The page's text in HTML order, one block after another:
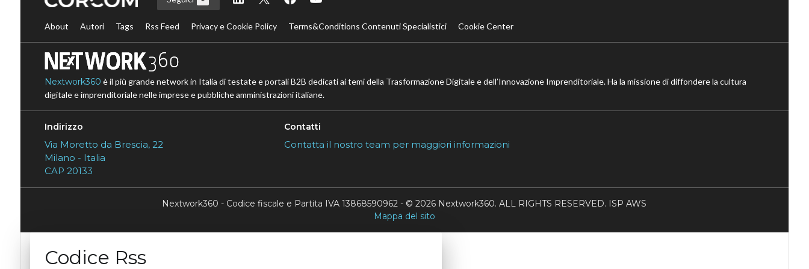
About Autori Tags Rss Feed Privacy e Cookie Policy Terms&Conditions Contenuti Specialistici Cookie Center
Nextwork360 è il più grande network in Italia di testate e portali B2B dedicati ai temi della Trasformazione Digitale e dell’Innovazione Imprenditoriale. Ha la missione di diffondere la cultura
digitale e imprenditoriale nelle imprese e pubbliche amministrazioni italiane.
Indirizzo
Via Moretto da Brescia, 22
Milano - Italia
CAP 20133
Contatti
Contatta il nostro team per maggiori informazioni
Nextwork360 - Codice fiscale e Partita IVA 13868590962 - © 2026 Nextwork360. ALL RIGHTS RESERVED. ISP AWS
Mappa del sito
Codice Rss